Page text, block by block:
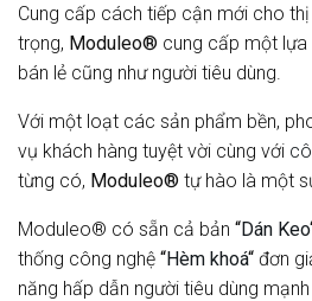
Cung cấp cách tiếp cận mới cho
trọng, Moduleo® cung cấp một
bán lẻ cũng như người tiêu dùng.
Với một loạt các sản phẩm bền,
vụ khách hàng tuyệt vời cùng với
từng có, Moduleo® tự hào là một
Moduleo® có sẵn cả bản “Dán Keo
thống công nghệ “Hèm khoá“ đơn
năng hấp dẫn người tiêu dùng